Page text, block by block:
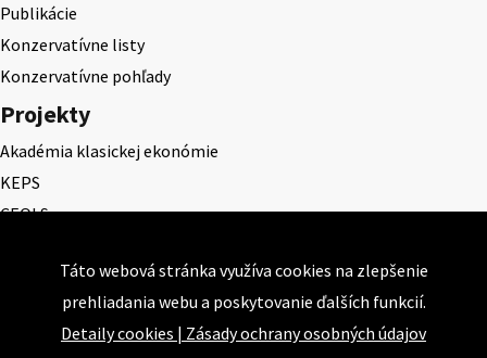
Publikácie
Konzervatívne listy
Konzervatívne pohľady
Projekty
Akadémia klasickej ekonómie
KEPS
CEQLS
Cena Ernesta Valka
Študentská esej
Deň daňového odbremenenia
Táto webová stránka využíva cookies na zlepšenie
prehliadania webu a poskytovanie ďalších funkcií.
Detaily cookies | Zásady ochrany osobných údajov